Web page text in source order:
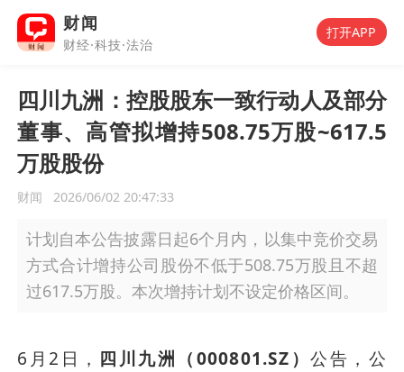
财闻
财经·科技·法治
打开APP
四川九洲：控股股东一致行动人及部分
董事、高管拟增持508.75万股~617.5
万股股份
财闻 2026/06/02 20:47:33
计划自本公告披露日起6个月内，以集中竞价交易
方式合计增持公司股份不低于508.75万股且不超
过617.5万股。本次增持计划不设定价格区间。
6月2日， 四川九洲（000801.SZ）公告，公